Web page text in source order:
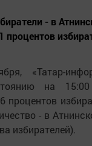
- в
процентов
«Татар-
на
процентов
- в
избирателей).